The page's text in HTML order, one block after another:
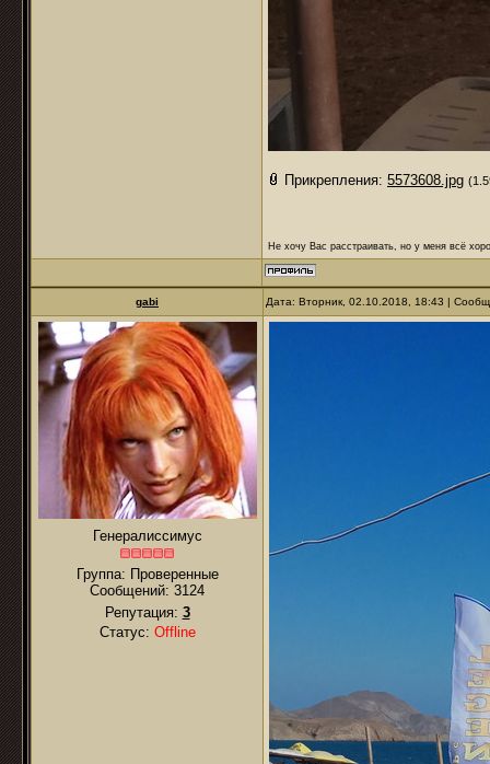
Прикрепления: 5573608.jpg
Не хочу Вас расстраивать, но у меня всё
gabi Дата: Вторник, 02.10.2018, 18:43 |
Генералиссимус
Группа: Проверенные
Сообщений: 3124
Репутация: 3
Статус: Offline